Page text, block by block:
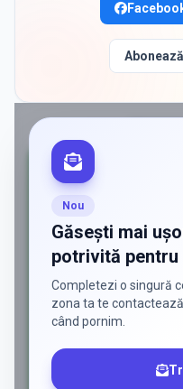
Nou
Găsești mai
potrivită pentru
Completezi o singură
zona ta te
când pornim.